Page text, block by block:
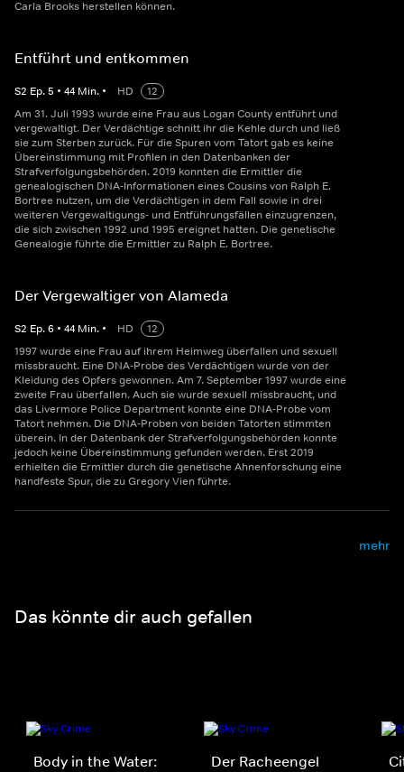
Carla Brooks herstellen können.
Entführt und entkommen
S2 Ep.5 • 44 Min. • HD
12
Am 31. Juli 1993 wurde eine Frau aus Logan County entführt und
vergewaltigt. Der Verdächtige schnitt ihr die Kehle durch und ließ
sie zum Sterben zurück. Für die Spuren vom Tatort gab es keine
Übereinstimmung mit Profilen in den Datenbanken der
Strafverfolgungsbehörden. 2019 konnten die Ermittler die
genealogischen DNA-Informationen eines Cousins von Ralph E.
Bortree nutzen, um die Verdächtigen in dem Fall sowie in drei
weiteren Vergewaltigungs- und Entführungsfällen einzugrenzen,
die sich zwischen 1992 und 1995 ereignet hatten. Die genetische
Genealogie führte die Ermittler zu Ralph E. Bortree.
Der Vergewaltiger von Alameda
S2 Ep.6 • 44 Min. • HD
12
1997 wurde eine Frau auf ihrem Heimweg überfallen und sexuell
missbraucht. Eine DNA-Probe des Verdächtigen wurde von der
Kleidung des Opfers gewonnen. Am 7. September 1997 wurde eine
zweite Frau überfallen. Auch sie wurde sexuell missbraucht, und
das Livermore Police Department konnte eine DNA-Probe vom
Tatort nehmen. Die DNA-Proben von beiden Tatorten stimmten
überein. In der Datenbank der Strafverfolgungsbehörden konnte
jedoch keine Übereinstimmung gefunden werden. Erst 2019
erhielten die Ermittler durch die genetische Ahnenforschung eine
handfeste Spur, die zu Gregory Vien führte.
mehr
Das könnte dir auch gefallen
Body in the Water:
Der Racheengel